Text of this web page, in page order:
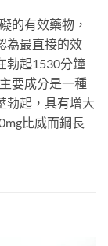
的有效藥物，
為最直接的效
勃起1530分鐘
要成分是一種
勃起，具有增大
比威而鋼長